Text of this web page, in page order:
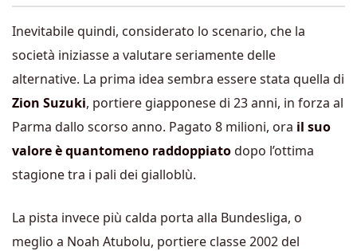
Inevitabile quindi, considerato lo scenario, che la
società iniziasse a valutare seriamente delle
alternative. La prima idea sembra essere stata quella di
Zion Suzuki, portiere giapponese di 23 anni, in forza al
Parma dallo scorso anno. Pagato 8 milioni, ora il suo
valore è quantomeno raddoppiatodopo l’ottima
stagione tra i pali dei gialloblù.
La pista invece più calda porta alla Bundesliga, o
meglio a Noah Atubolu, portiere classe 2002 del